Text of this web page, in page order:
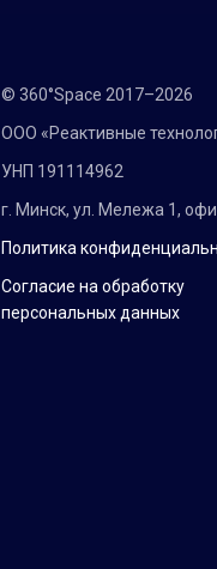
© 360°Space 2017–2026
ООО «Реактивные
УНП 191114962
г. Минск, ул. Мележа 1,
Политика
Согласие на обработку
персональных данных